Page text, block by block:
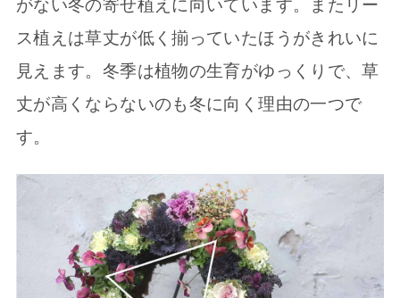
がない冬の寄せ植えに向いています。またリー
ス植えは草丈が低く揃っていたほうがきれいに
見えます。冬季は植物の生育がゆっくりで、草
丈が高くならないのも冬に向く理由の一つで
す。